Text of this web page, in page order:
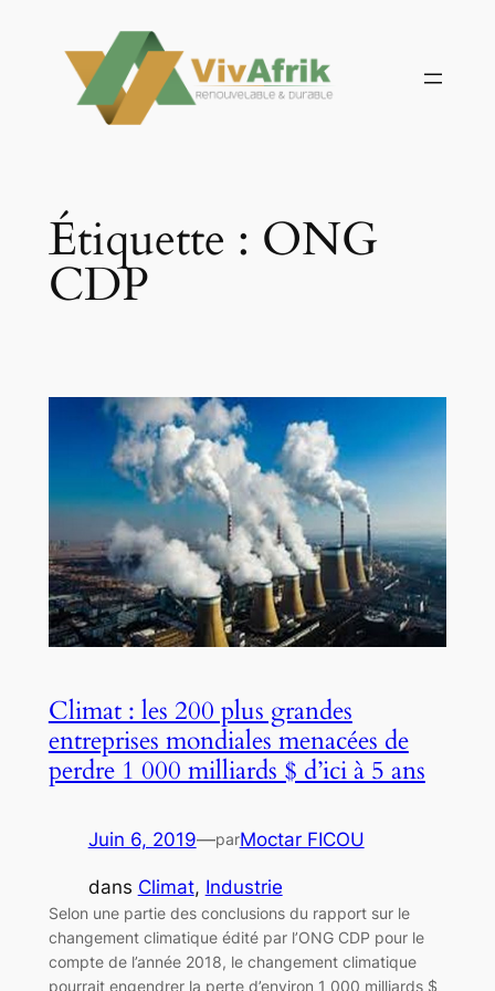
contenu
Étiquette : ONG
CDP
Climat : les 200 plus grandes
entreprises mondiales menacées de
perdre 1 000 milliards $ d’ici à 5 ans
Juin 6, 2019—parMoctar FICOU
dans Climat, Industrie
Selon une partie des conclusions du rapport sur le
changement climatique édité par l’ONG CDP pour le
compte de l’année 2018, le changement climatique
pourrait engendrer la perte d’environ 1 000 milliards $